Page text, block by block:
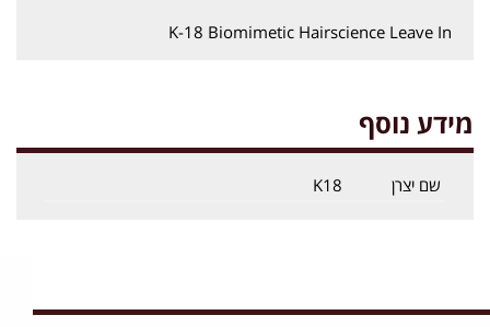
K-18 Biomimetic Hairscience Leave In
מידע נוסף
שם יצרן K18